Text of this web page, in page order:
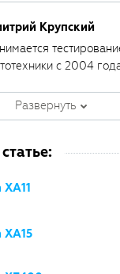
Крупский
с 2004
и интернет-
годы сделал
Развернуть
XA15